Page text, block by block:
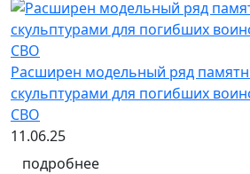
Расширен модельный ряд
скульптурами для погибших
СВО
11.06.25
подробнее